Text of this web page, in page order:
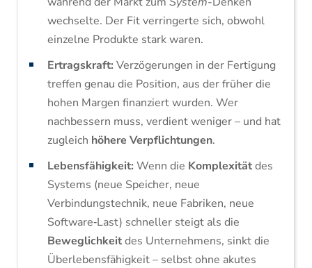
wechselte. Der Fit verringerte sich, obwohl
einzelne Produkte stark waren.
Ertragskraft: Verzögerungen in der Fertigung
treffen genau die Position, aus der früher die
hohen Margen finanziert wurden. Wer
nachbessern muss, verdient weniger – und hat
zugleich höhere Verpflichtungen.
Lebensfähigkeit: Wenn die Komplexitätdes
Systems (neue Speicher, neue
Verbindungstechnik, neue Fabriken, neue
Software‑Last) schneller steigt als die
Beweglichkeitdes Unternehmens, sinkt die
Überlebensfähigkeit – selbst ohne akutes